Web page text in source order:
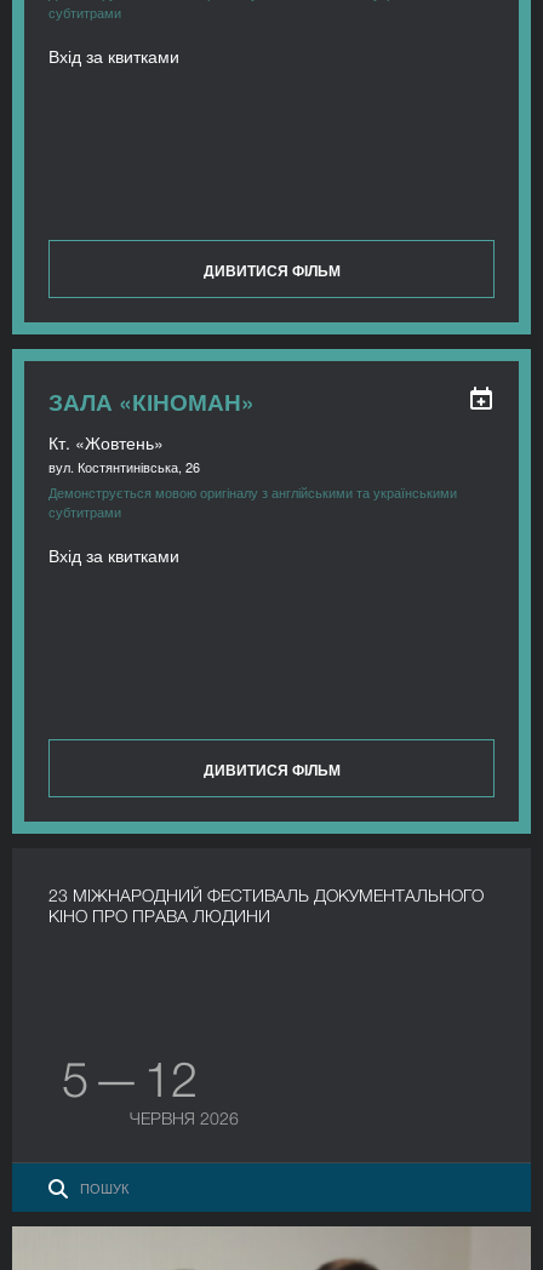
субтитрами
Вхід за квитками
ДИВИТИСЯ ФІЛЬМ
ЗАЛА «КІНОМАН»
Кт. «Жовтень»
вул. Костянтинівська, 26
Демонструється мовою оригіналу з англійськими та українськими
субтитрами
Вхід за квитками
ДИВИТИСЯ ФІЛЬМ
23 МІЖНАРОДНИЙ ФЕСТИВАЛЬ ДОКУМЕНТАЛЬНОГО
КІНО ПРО ПРАВА ЛЮДИНИ
5 — 12
ЧЕРВНЯ 2026